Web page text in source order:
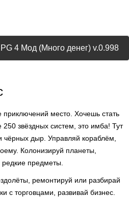
4 Мод (Много денег) v.0.998
место. Хочешь стать
звёздных систем, это имба! Тут
чёрных дыр. Управляй кораблём,
Колонизируй планеты,
предметы.
ремонтируй или разбирай
с торговцами, развивай бизнес.